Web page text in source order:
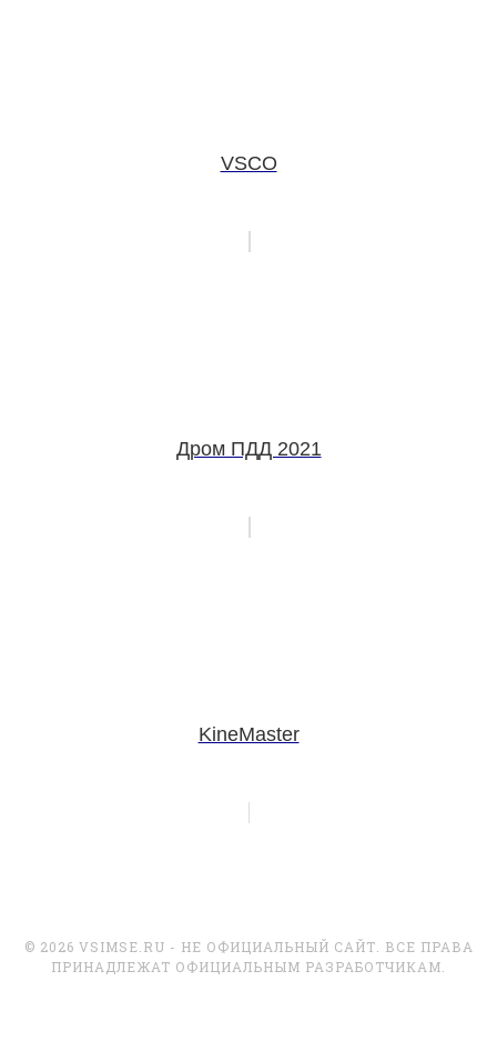
VSCO
Дром ПДД 2021
KineMaster
© 2026 VSIMSE.RU - НЕ ОФИЦИАЛЬНЫЙ САЙТ. ВСЕ ПРАВА
ПРИНАДЛЕЖАТ ОФИЦИАЛЬНЫМ РАЗРАБОТЧИКАМ.